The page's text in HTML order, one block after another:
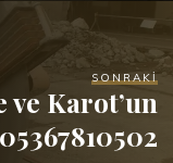
SONRAKI
ve Karot’un